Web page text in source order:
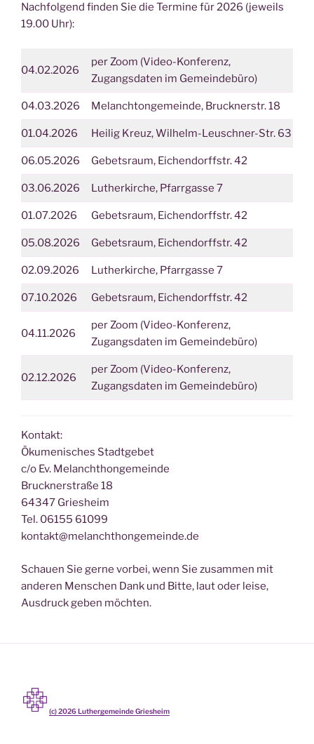
Nachfolgend finden Sie die Termine für 2026 (jeweils
19.00 Uhr):
04.02.2026
per Zoom (Video-Konferenz,
Zugangsdaten im Gemeindebüro)
04.03.2026 Melanchtongemeinde, Brucknerstr. 18
01.04.2026 Heilig Kreuz, Wilhelm-Leuschner-Str. 63
06.05.2026 Gebetsraum, Eichendorffstr. 42
03.06.2026 Lutherkirche, Pfarrgasse 7
01.07.2026 Gebetsraum, Eichendorffstr. 42
05.08.2026 Gebetsraum, Eichendorffstr. 42
02.09.2026 Lutherkirche, Pfarrgasse 7
07.10.2026 Gebetsraum, Eichendorffstr. 42
04.11.2026
per Zoom (Video-Konferenz,
Zugangsdaten im Gemeindebüro)
02.12.2026
per Zoom (Video-Konferenz,
Zugangsdaten im Gemeindebüro)
Kontakt:
Ökumenisches Stadtgebet
c/o Ev. Melanchthongemeinde
Brucknerstraße 18
64347 Griesheim
Tel. 06155 61099
kontakt@melanchthongemeinde.de
Schauen Sie gerne vorbei, wenn Sie zusammen mit
anderen Menschen Dank und Bitte, laut oder leise,
Ausdruck geben möchten.
(c)2026Luthergemeinde Griesheim